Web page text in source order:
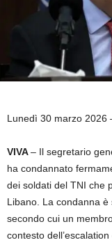
Lunedì 30 marzo 2026
VIVA– Il segretario
ha condannato
dei soldati del TNI che
Libano. La condanna
secondo cui un
contesto